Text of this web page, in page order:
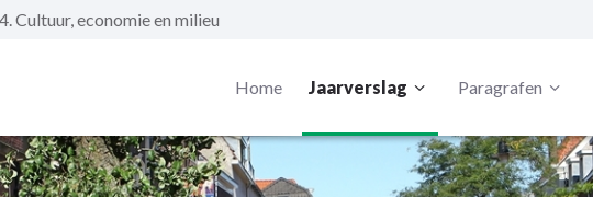
Cultuur, economie en milieu
Home Jaarverslag Paragrafen